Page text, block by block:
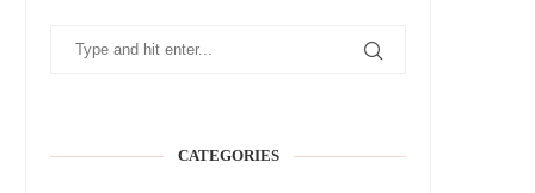
CATEGORIES